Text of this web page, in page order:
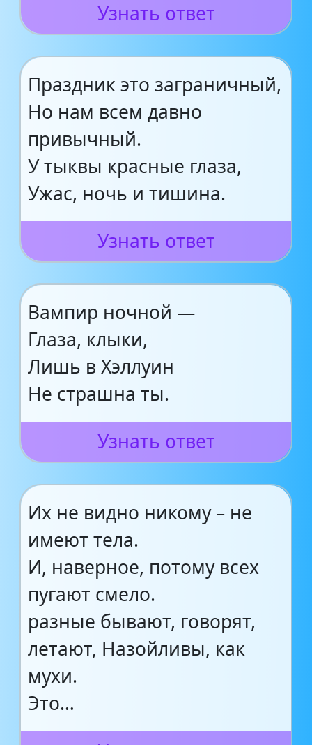
Узнать ответ
Праздник это заграничный,
Но нам всем давно
привычный.
У тыквы красные глаза,
Ужас, ночь и тишина.
Узнать ответ
Вампир ночной —
Глаза, клыки,
Лишь в Хэллуин
Не страшна ты.
Узнать ответ
Их не видно никому – не
имеют тела.
И, наверное, потому всех
пугают смело.
разные бывают, говорят,
летают, Назойливы, как
мухи.
Это…